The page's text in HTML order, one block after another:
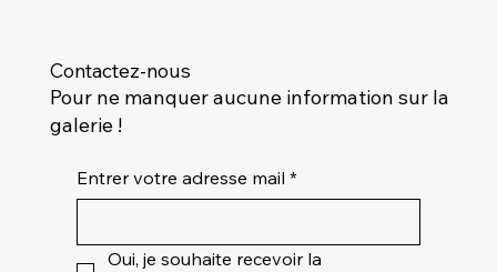
Contactez-nous
Pour ne manquer aucune information sur la
galerie !
Entrer votre adresse mail *
Oui, je souhaite recevoir la